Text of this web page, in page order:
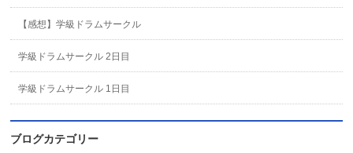
【感想】学級ドラムサークル
学級ドラムサークル 2日目
学級ドラムサークル 1日目
ブログカテゴリー